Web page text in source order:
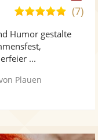
Fotos
5,0
5
(7)
Humor gestalte
...
Plauen